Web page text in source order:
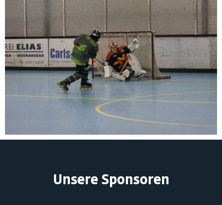
Unsere Sponsoren